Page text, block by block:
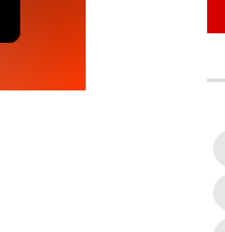
5